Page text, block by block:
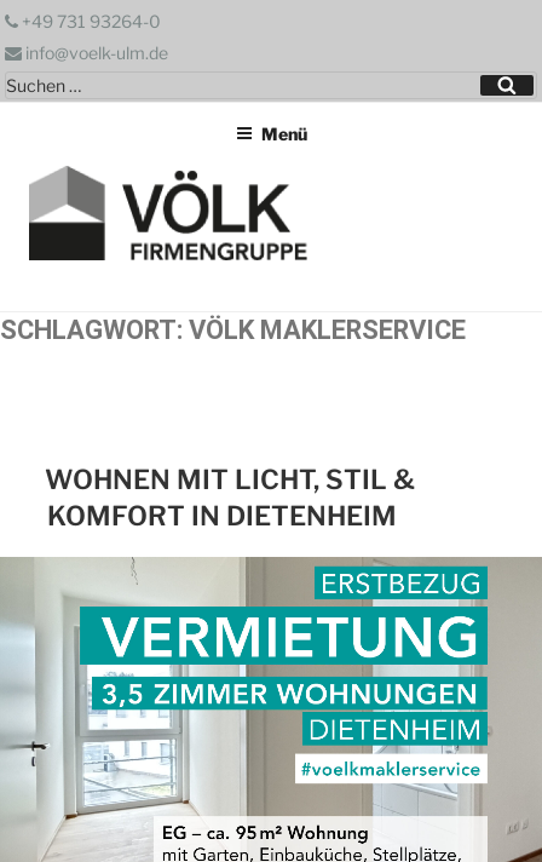
Zum
springen
+49 731 93264-0
info@voelk-ulm.de
Suchen
nach:
Menü
SCHLAGWORT: VÖLK MAKLERSERVICE
WOHNEN MIT LICHT, STIL &
KOMFORT IN DIETENHEIM